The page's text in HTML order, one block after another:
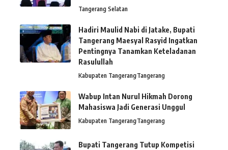
Tangerang Selatan
Hadiri Maulid Nabi di Jatake, Bupati
Tangerang Maesyal Rasyid Ingatkan
Pentingnya Tanamkan Keteladanan
Rasulullah
Kabupaten TangerangTangerang
Wabup Intan Nurul Hikmah Dorong
Mahasiswa Jadi Generasi Unggul
Kabupaten TangerangTangerang
Bupati Tangerang Tutup Kompetisi